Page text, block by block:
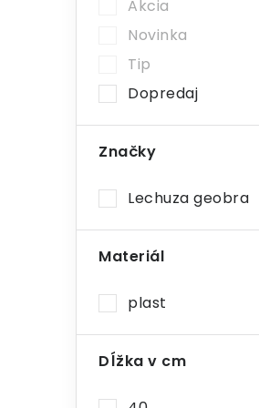
Akcia
Novinka
Tip
Dopredaj
Značky
Lechuza geobra
Materiál
plast
Dĺžka v cm